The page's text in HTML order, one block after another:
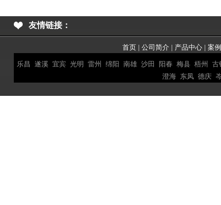
友情链接：
首页| 公司简介 | 产品中心| 案
乐昌 遂溪 宜宾 光明 雷州 绵阳 南雄 沙田 阳春 梅县 梧州
古
澄海
东凤 德庆